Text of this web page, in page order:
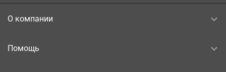
О компании
Помощь